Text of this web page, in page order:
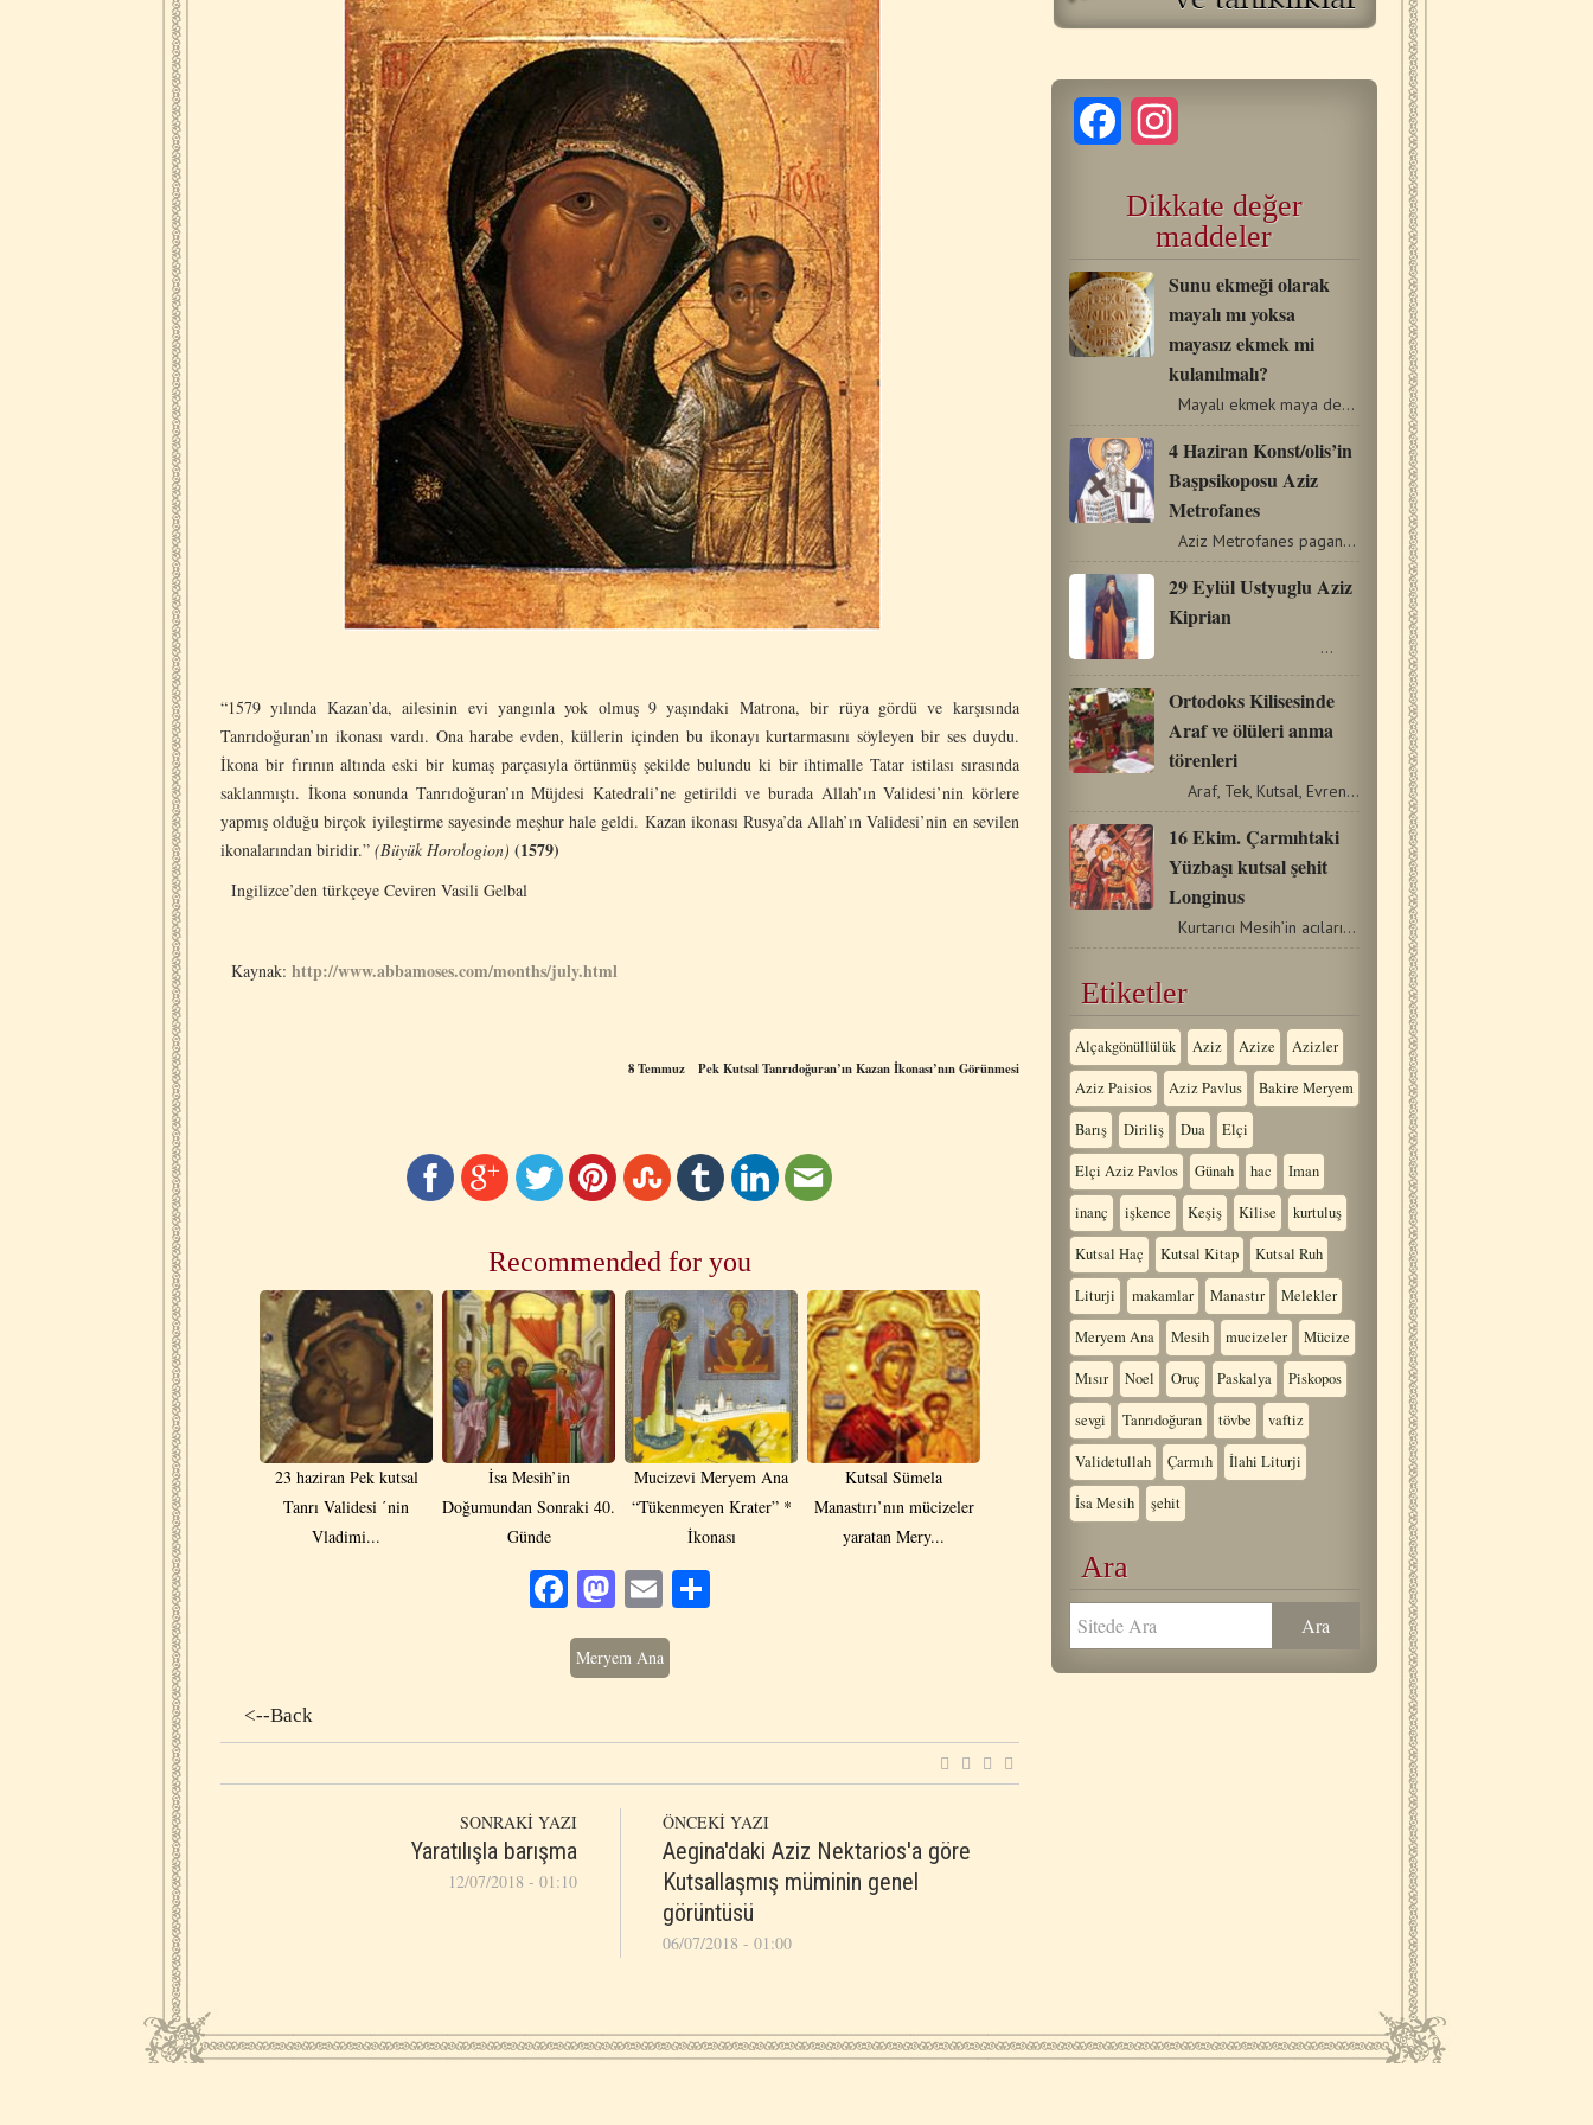
“1579 yılında Kazan’da, ailesinin evi yangınla yok olmuş 9 yaşındaki Matrona, bir rüya gördü ve karşısında
Tanrıdoğuran’ın ikonası vardı. Ona harabe evden, küllerin içinden bu ikonayı kurtarmasını söyleyen bir ses duydu.
İkona bir fırının altında eski bir kumaş parçasıyla örtünmüş şekilde bulundu ki bir ihtimalle Tatar istilası sırasında
saklanmıştı. İkona sonunda Tanrıdoğuran’ın Müjdesi Katedrali’ne getirildi ve burada Allah’ın Validesi’nin körlere
yapmış olduğu birçok iyileştirme sayesinde meşhur hale geldi. Kazan ikonası Rusya’da Allah’ın Validesi’nin en sevilen
ikonalarından biridir.” (Büyük Horologion) (1579)
Ingilizce’den türkçeye Ceviren Vasili Gelbal
Kaynak: http://www.abbamoses.com/months/july.html
8 Temmuz Pek Kutsal Tanrıdoğuran’ın Kazan İkonası’nın Görünmesi
Recommended for you
23 haziran Pek kutsal
Tanrı Validesi ΄nin
Vladimi...
İsa Mesih’in
Doğumundan Sonraki 40.
Günde
Mucizevi Meryem Ana
“Tükenmeyen Krater” *
İkonası
Kutsal Sümela
Manastırı’nın mücizeler
yaratan Mery...
Facebook
Mastodon
EmailShare
Meryem Ana
<--Back
SONRAKİ YAZI
Yaratılışla barışma
12/07/2018 - 01:10
ÖNCEKİ YAZI
Aegina'daki Aziz Nektarios'a göre
Kutsallaşmış müminin genel
görüntüsü
06/07/2018 - 01:00
Facebook
Dikkate değer
maddeler
Sunu ekmeği olarak
mayalı mı yoksa
mayasız ekmek mi
kulanılmalı?
Mayalı ekmek maya denilen enzimle yapılır. Un, su ve maya…
4 Ηaziran Konst/olis’in
Başpsikoposu Aziz
Metrofanes
Aziz Metrofanes pagan bir ailede doğmuş olsa da, sonradan…
29 Eylül Ustyuglu Aziz
Kiprian
…
Ortodoks Kilisesinde
Araf ve ölüleri anma
törenleri
Araf, Tek, Kutsal, Evrensel ve Elçisel Kilise'nin hiçbir…
16 Ekim. Çarmıhtaki
Yüzbaşı kutsal şehit
Longinus
Kurtarıcı Mesih’in acıları ve ölümü sırasında…
Etiketler
Alçakgönüllülük Aziz Azize Azizler
Aziz Paisios Aziz Pavlus Bakire Meryem
Barış Diriliş Dua Elçi
Elçi Aziz Pavlos Günah hac Iman
inanç işkence Keşiş Kilise kurtuluş
Kutsal Haç Kutsal Kitap Kutsal Ruh
Liturji makamlar Manastır Melekler
Meryem Ana Mesih mucizeler Mücize
Mısır Noel Oruç Paskalya Piskopos
sevgi Tanrıdoğuran tövbe vaftiz
Validetullah Çarmıh İlahi Liturji
İsa Mesih şehit
Ara